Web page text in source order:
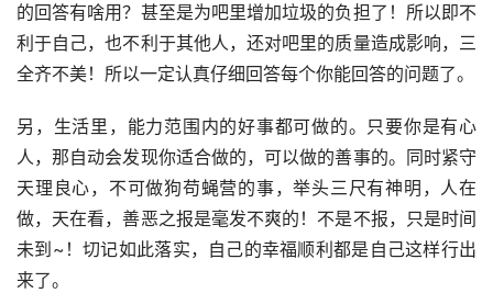
的回答有啥用？甚至是为吧里增加垃圾的负担了！所以即不
利于自己，也不利于其他人，还对吧里的质量造成影响，三
全齐不美！所以一定认真仔细回答每个你能回答的问题了。
另，生活里，能力范围内的好事都可做的。只要你是有心
人，那自动会发现你适合做的，可以做的善事的。同时紧守
天理良心，不可做狗苟蝇营的事，举头三尺有神明，人在
做，天在看，善恶之报是毫发不爽的！不是不报，只是时间
未到~！切记如此落实，自己的幸福顺利都是自己这样行出
来了。